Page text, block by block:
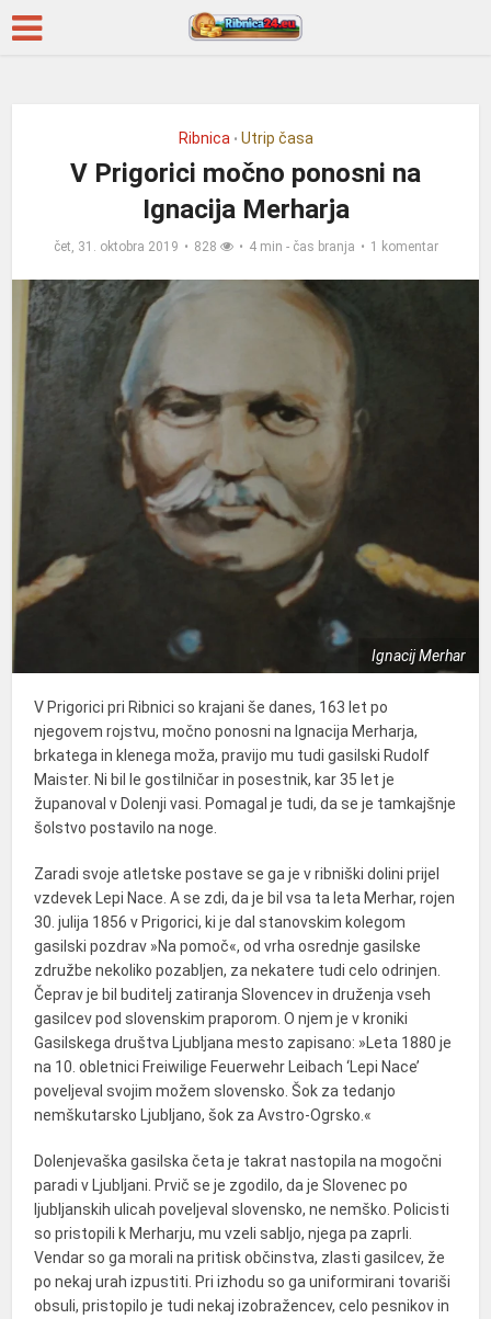
Ribnica • Utrip časa
V Prigorici močno ponosni na
Ignacija Merharja
čet, 31. oktobra 2019 828 4 min - čas branja 1 komentar
Ignacij Merhar
V Prigorici pri Ribnici so krajani še danes, 163 let po
njegovem rojstvu, močno ponosni na Ignacija Merharja,
brkatega in klenega moža, pravijo mu tudi gasilski Rudolf
Maister. Ni bil le gostilničar in posestnik, kar 35 let je
županoval v Dolenji vasi. Pomagal je tudi, da se je tamkajšnje
šolstvo postavilo na noge.
Zaradi svoje atletske postave se ga je v ribniški dolini prijel
vzdevek Lepi Nace. A se zdi, da je bil vsa ta leta Merhar, rojen
30. julija 1856 v Prigorici, ki je dal stanovskim kolegom
gasilski pozdrav »Na pomoč«, od vrha osrednje gasilske
združbe nekoliko pozabljen, za nekatere tudi celo odrinjen.
Čeprav je bil buditelj zatiranja Slovencev in druženja vseh
gasilcev pod slovenskim praporom. O njem je v kroniki
Gasilskega društva Ljubljana mesto zapisano: »Leta 1880 je
na 10. obletnici Freiwilige Feuerwehr Leibach ‘Lepi Nace’
poveljeval svojim možem slovensko. Šok za tedanjo
nemškutarsko Ljubljano, šok za Avstro-Ogrsko.«
Dolenjevaška gasilska četa je takrat nastopila na mogočni
paradi v Ljubljani. Prvič se je zgodilo, da je Slovenec po
ljubljanskih ulicah poveljeval slovensko, ne nemško. Policisti
so pristopili k Merharju, mu vzeli sabljo, njega pa zaprli.
Vendar so ga morali na pritisk občinstva, zlasti gasilcev, že
po nekaj urah izpustiti. Pri izhodu so ga uniformirani tovariši
obsuli, pristopilo je tudi nekaj izobražencev, celo pesnikov in